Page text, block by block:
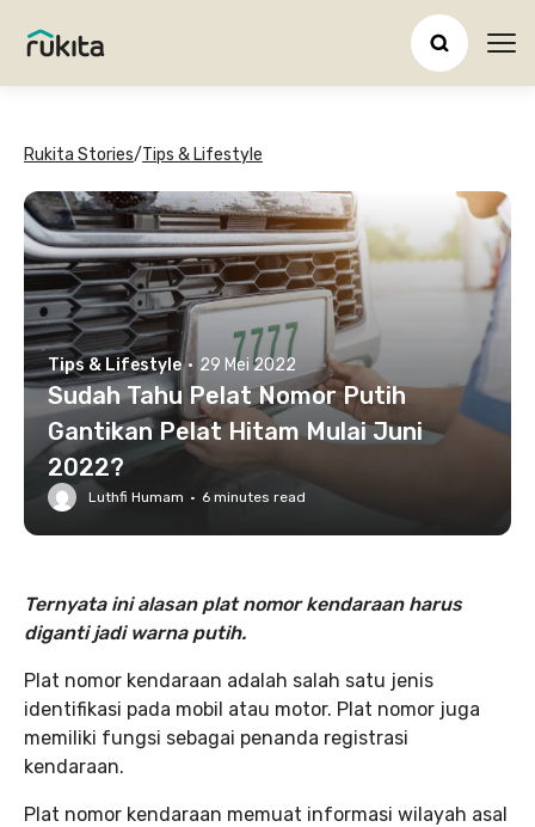
Rukita Stories/Tips & Lifestyle
Tips & Lifestyle · 29 Mei 2022
Sudah Tahu Pelat Nomor Putih
Gantikan Pelat Hitam Mulai Juni
2022?
Luthfi Humam · 6 minutes read
Ternyata ini alasan plat nomor kendaraan harus
diganti jadi warna putih.
Plat nomor kendaraan adalah salah satu jenis
identifikasi pada mobil atau motor. Plat nomor juga
memiliki fungsi sebagai penanda registrasi
kendaraan.
Plat nomor kendaraan memuat informasi wilayah asal